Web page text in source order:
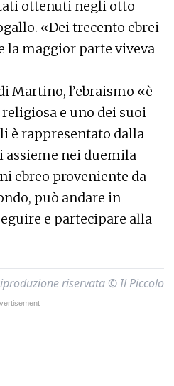
ottenuti negli otto
«Dei trecento ebrei
la maggior parte viveva
Martino, l’ebraismo «è
e uno dei suoi
è rappresentato dalla
assieme nei duemila
ebreo proveniente da
può andare in
e partecipare alla
riservata © Il Piccolo